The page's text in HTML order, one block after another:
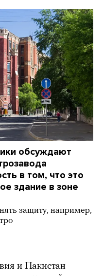
обсуждают
в том, что это
здание в зоне
защиту, например,
и Пакистан